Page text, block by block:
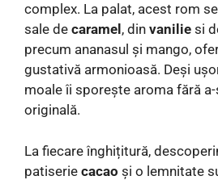
complex. La palat, acest rom
sale de caramel , din vanilie si
precum ananasul și mango,
gustativă armonioasă. Deși
moale îi sporește aroma fără
originală.
La fiecare înghițitură,
patiserie cacao și o lemnitate